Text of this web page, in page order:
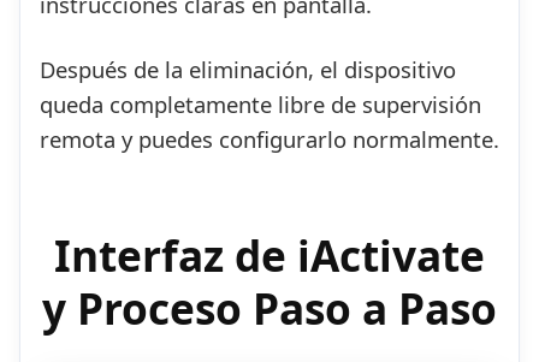
Después de la eliminación, el dispositivo
queda completamente libre de supervisión
remota y puedes configurarlo normalmente.
Interfaz de iActivate
y Proceso Paso a Paso